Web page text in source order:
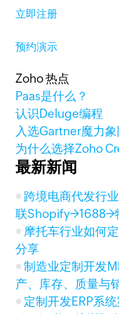
立即注册
预约演示
Zoho 热点
Paas是什么？
认识Deluge编程
入选Gartner魔力象
为什么选择Zoho
最新新闻
跨境电商代发行
联Shopify→1688→
摩托车行业如何
分享
制造业定制开发
产、库存、质量与
定制开发ERP系